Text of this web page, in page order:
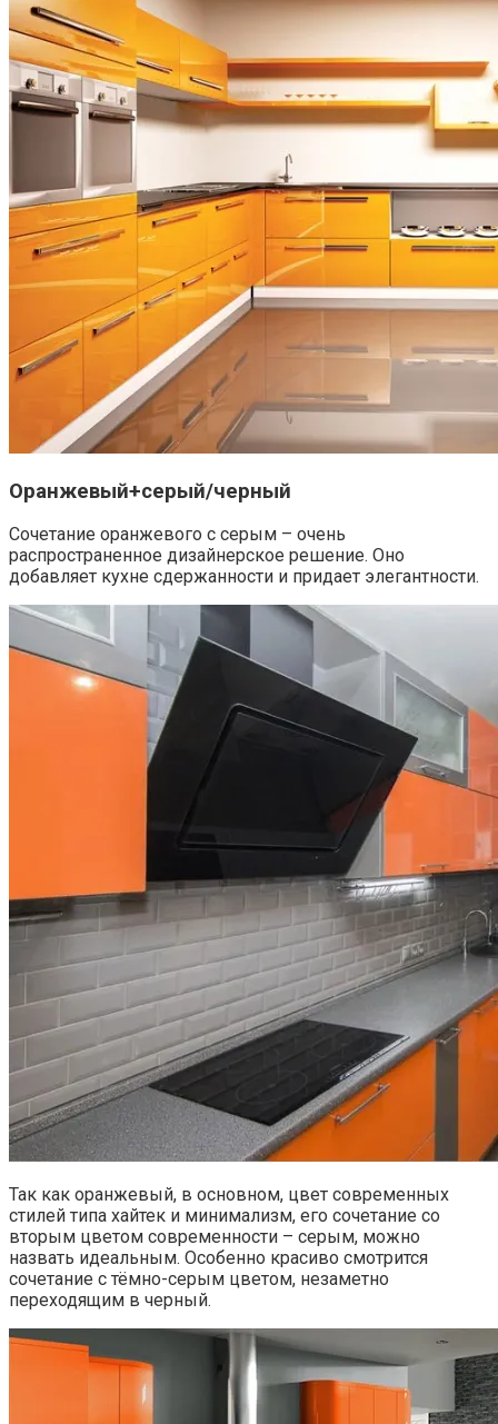
Оранжевый+серый/черный
Сочетание оранжевого с серым – очень
распространенное дизайнерское решение. Оно
добавляет кухне сдержанности и придает элегантности.
Так как оранжевый, в основном, цвет современных
стилей типа хайтек и минимализм, его сочетание со
вторым цветом современности – серым, можно
назвать идеальным. Особенно красиво смотрится
сочетание с тёмно-серым цветом, незаметно
переходящим в черный.